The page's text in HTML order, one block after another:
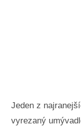
Jeden z
vyrezaný